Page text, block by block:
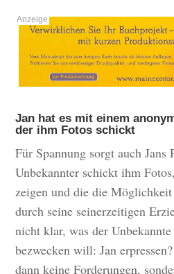
Jan hat es mit einem
der ihm Fotos schickt
Für Spannung sorgt auch Jans
Unbekannter schickt ihm
zeigen und die die
durch seine seinerzeitigen
nicht klar, was der
bezwecken will: Jan
dann keine Forderungen,